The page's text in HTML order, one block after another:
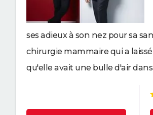
ses adieux à son nez pour sa
chirurgie mammaire qui a
qu'elle avait une bulle d'air dans